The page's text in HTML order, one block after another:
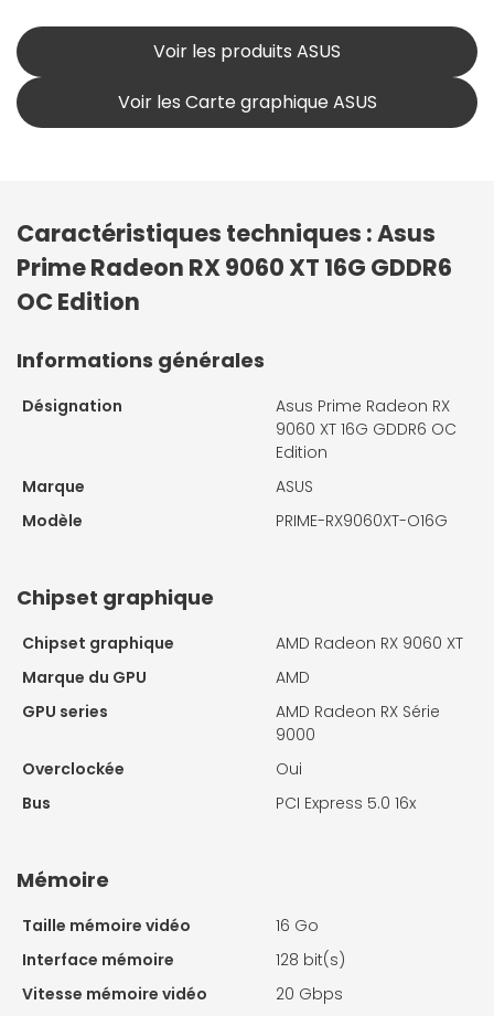
Voir les produits ASUS
Voir les Carte graphique ASUS
Caractéristiques techniques : Asus
Prime Radeon RX 9060 XT 16G GDDR6
OC Edition
Informations générales
Désignation
Asus Prime Radeon RX
9060 XT 16G GDDR6 OC
Edition
Marque
ASUS
Modèle
PRIME-RX9060XT-O16G
Chipset graphique
Chipset graphique
AMD Radeon RX 9060 XT
Marque du GPU
AMD
GPU series
AMD Radeon RX Série
9000
Overclockée
Oui
Bus
PCI Express 5.0 16x
Mémoire
Taille mémoire vidéo
16 Go
Interface mémoire
128 bit(s)
Vitesse mémoire vidéo
20 Gbps